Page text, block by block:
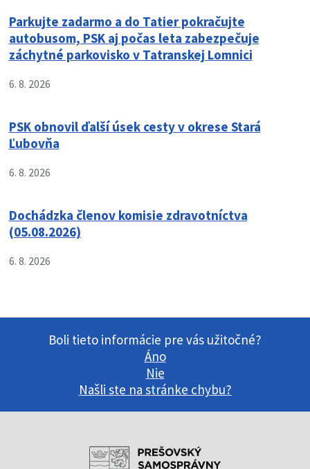
Parkujte zadarmo a do Tatier pokračujte
autobusom, PSK aj počas leta zabezpečuje
záchytné parkovisko v Tatranskej Lomnici
6. 8. 2026
PSK obnovil ďalší úsek cesty v okrese Stará
Ľubovňa
6. 8. 2026
Dochádzka členov komisie zdravotníctva
(05.08.2026)
6. 8. 2026
Boli tieto informácie pre vás užitočné?
Áno
Nie
Našli ste na stránke chybu?